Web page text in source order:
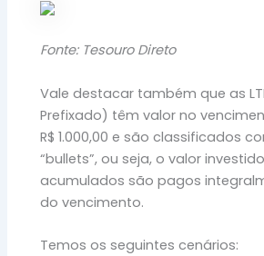
Fonte: Tesouro Direto
Vale destacar também que as
Prefixado) têm valor no
R$ 1.000,00 e são classificados
“bullets”, ou seja, o valor
acumulados são pagos
do vencimento.
Temos os seguintes cenários: